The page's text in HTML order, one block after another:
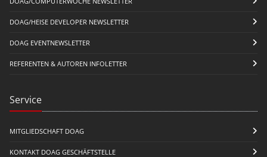
DOAG/HEISE DEVELOPER NEWSLETTER
DOAG EVENTNEWSLETTER
REFERENTEN & AUTOREN INFOLETTER
Service
MITGLIEDSCHAFT DOAG
KONTAKT DOAG GESCHÄFTSTELLE